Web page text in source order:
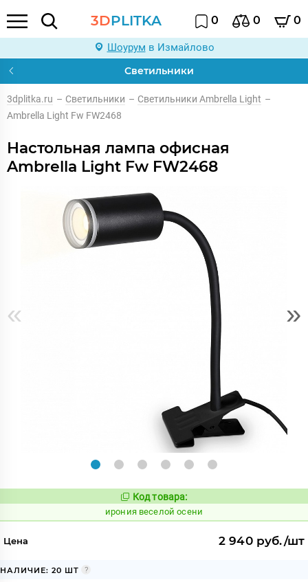
3DPLITKA 0 0 0
Шоурум в Измайлово
Светильники
3dplitka.ru – Светильники – Светильники Ambrella Light –
Ambrella Light Fw FW2468
Настольная лампа офисная
Ambrella Light Fw FW2468
« »
Код:
1094940
Код товара:
ирония веселой осени
Цена 2 940 руб./шт
НАЛИЧИЕ: 20 ШТ